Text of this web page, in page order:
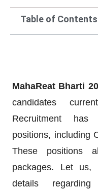
Table of Contents
MahaReat Bharti
candidates
Recruitment
positions, including
These positions
packages. Let us,
details